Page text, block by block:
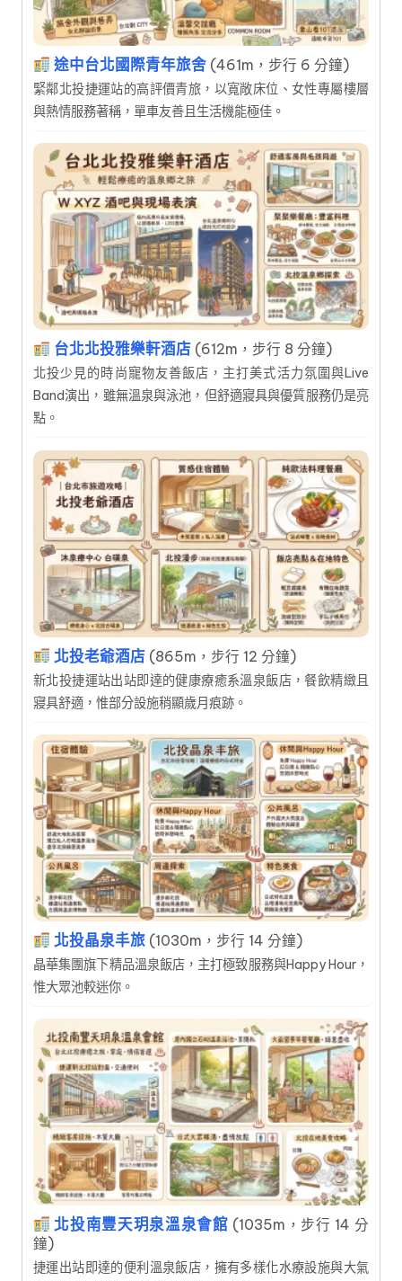
途中台北國際青年旅舍 (461m，步行 6 分鐘)
緊鄰北投捷運站的高評價青旅，以寬敞床位、女性專屬樓層
與熱情服務著稱，單車友善且生活機能極佳。
台北北投雅樂軒酒店 (612m，步行 8 分鐘)
北投少見的時尚寵物友善飯店，主打美式活力氛圍與Live
Band演出，雖無溫泉與泳池，但舒適寢具與優質服務仍是亮
點。
北投老爺酒店 (865m，步行 12 分鐘)
新北投捷運站出站即達的健康療癒系溫泉飯店，餐飲精緻且
寢具舒適，惟部分設施稍顯歲月痕跡。
北投晶泉丰旅 (1030m，步行 14 分鐘)
晶華集團旗下精品溫泉飯店，主打極致服務與Happy Hour，
惟大眾池較迷你。
北投南豐天玥泉溫泉會館 (1035m，步行 14 分
鐘)
捷運出站即達的便利溫泉飯店，擁有多樣化水療設施與大氣